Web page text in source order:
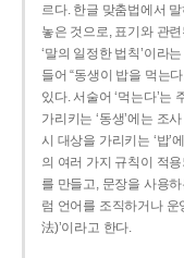
르다. 한글 맞춤법에서
놓은 것으로, 표기와 관
‘말의 일정한 법칙’이라
들어 “동생이 밥을 먹는
있다. 서술어 ‘먹는다’는
가리키는 ‘동생’에는 조
시 대상을 가리키는 ‘밥’
의 여러 가지 규칙이 적
를 만들고, 문장을 사용
럼 언어를 조직하거나 운
法)’이라고 한다.